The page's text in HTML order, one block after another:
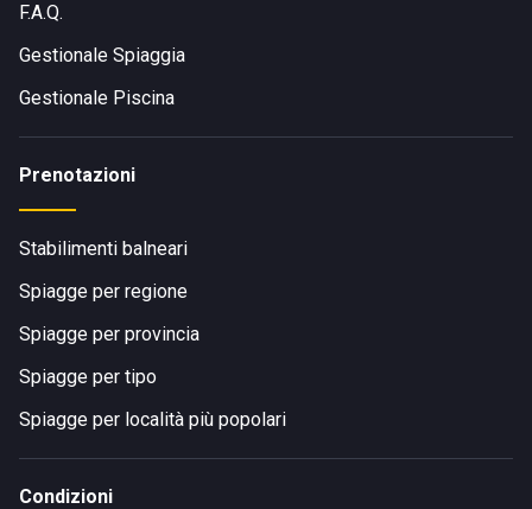
F.A.Q.
Gestionale Spiaggia
Gestionale Piscina
Prenotazioni
Stabilimenti balneari
Spiagge per regione
Spiagge per provincia
Spiagge per tipo
Spiagge per località più popolari
Condizioni